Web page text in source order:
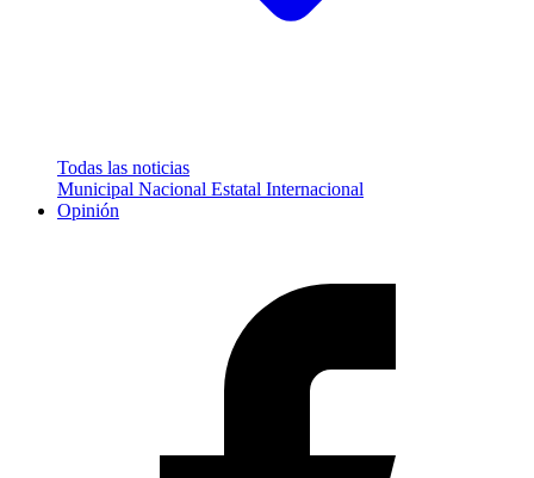
Todas las noticias
Municipal Nacional Estatal Internacional
Opinión